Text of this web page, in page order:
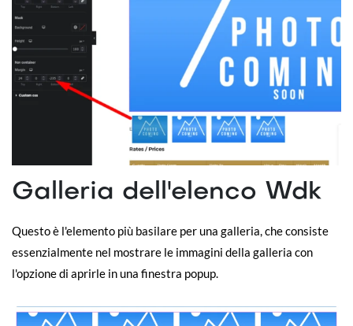
Galleria dell'elenco Wdk
Questo è l'elemento più basilare per una galleria, che consiste
essenzialmente nel mostrare le immagini della galleria con
l'opzione di aprirle in una finestra popup.